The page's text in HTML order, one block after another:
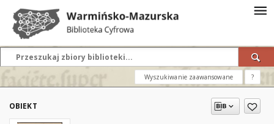
Wyszukiwanie zaawansowane ?
OBIEKT